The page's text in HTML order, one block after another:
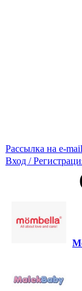
Рассылка на e-mail
Вход /